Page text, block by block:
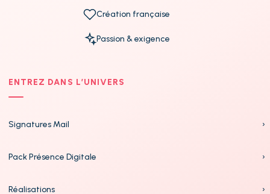
Création française
Passion & exigence
ENTREZ DANS L’UNIVERS
Signatures Mail ›
Pack Présence Digitale ›
Réalisations ›